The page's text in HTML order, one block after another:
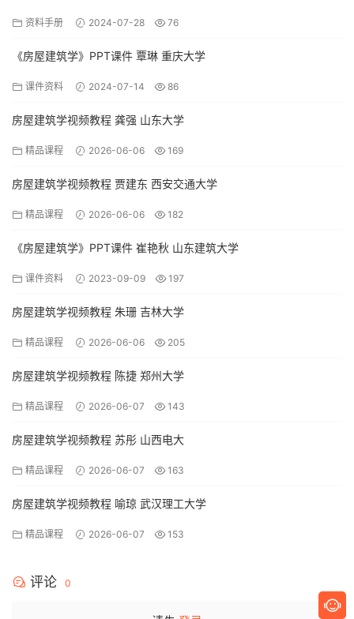
资料手册 2024-07-28 76
《房屋建筑学》PPT课件 覃琳 重庆大学
课件资料 2024-07-14 86
房屋建筑学视频教程 龚强 山东大学
精品课程 2026-06-06 169
房屋建筑学视频教程 贾建东 西安交通大学
精品课程 2026-06-06 182
《房屋建筑学》PPT课件 崔艳秋 山东建筑大学
课件资料 2023-09-09 197
房屋建筑学视频教程 朱珊 吉林大学
精品课程 2026-06-06 205
房屋建筑学视频教程 陈捷 郑州大学
精品课程 2026-06-07 143
房屋建筑学视频教程 苏彤 山西电大
精品课程 2026-06-07 163
房屋建筑学视频教程 喻琼 武汉理工大学
精品课程 2026-06-07 153
评论 0